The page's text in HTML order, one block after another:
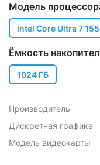
Модель
Intel Core Ultra 7
Ёмкость
1024 ГБ
Производитель
Дискретная графика
Модель видеокарты